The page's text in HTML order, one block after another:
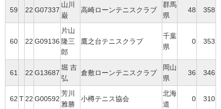
59 22 G07337
山川
巌
高崎ローンテニスクラブ
群馬
県
48 358
60 22 G09136
片山
隆三
郎
鷹之台テニスクラブ
千葉
県
0 353
61 22 G13687
堀 吉
弘
倉敷ローンテニスクラブ
岡山
県
36 346
62 T 22 G00592
芳川
雅勝
小樽テニス協会
北海
道
0 310